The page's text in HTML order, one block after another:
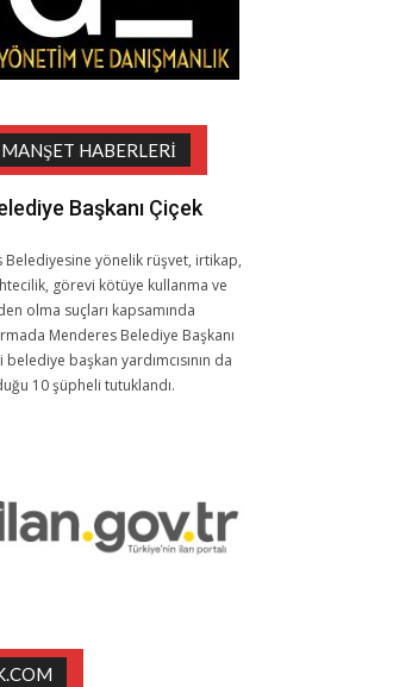
HABERLERI
Başkanı Çiçek
Belediyesine yönelik rüşvet, irtikap,
görevi kötüye kullanma ve
olma suçları kapsamında
Menderes Belediye Başkanı
başkan yardımcısının da
10 şüpheli tutuklandı.